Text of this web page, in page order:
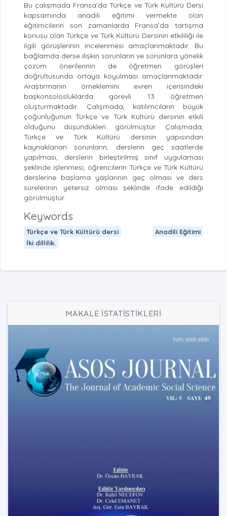
Bu çalışmada Fransa’da Türkçe ve Türk Kültürü Dersi
kapsamında anadili eğitimi vermekte olan
eğitimcilerin son zamanlarda Fransa’da tartışma
konusu olan Türkçe ve Türk Kültürü Dersinin etkililiği ile
ilgili görüşlerinin incelenmesi amaçlanmaktadır. Bu
bağlamda derse ilişkin sorunların ve sorunlara yönelik
çözüm önerilerinin de öğretmen görüşleri
doğrultusunda ortaya koyulması amaçlanmaktadır.
Araştırmanın örneklemini evren içerisindeki
başkonsolosluklarda görevli 13 öğretmen
oluşturmaktadır. Çalışmada, katılımcıların büyük
çoğunluğunun Türkçe ve Türk Kültürü dersinin etkili
olduğunu düşündükleri görülmüştür. Çalışmada,
Türkçe ve Türk Kültürü dersinin yapısından
kaynaklanan sorunların, derslerin geç saatlerde
yapılması, derslerin birleştirilmiş sınıf uygulaması
şeklinde işlenmesi, öğrencilerin Türkçe ve Türk Kültürü
derslerine başlama yaşlarının geç olması ve ders
sürelerinin yetersiz olması şeklinde ifade edildiği
görülmüştür.
Keywords
Türkçe ve Türk Kültürü dersi
Anadili Eğitimi
İki dillilik.
MAKALE İSTATİSTİKLERİ